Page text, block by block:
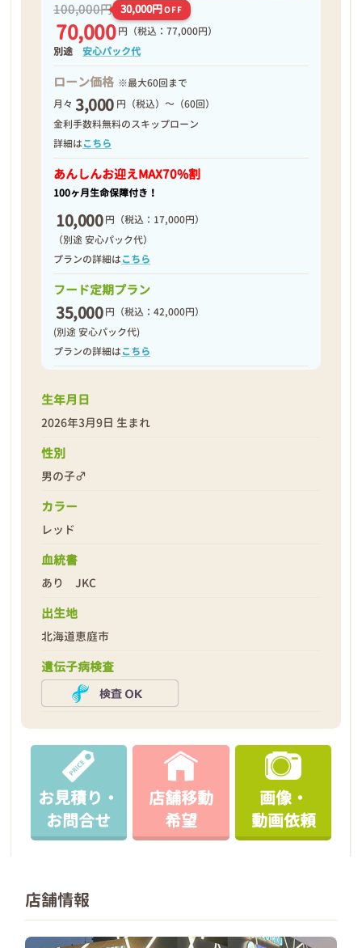
100,000円 30,000円OFF
70,000 円 （税込：77,000円）
別途安心パック代
ローン価格 ※最大60回まで
月々 3,000 円（税込）～（60回）
金利手数料無料のスキップローン
詳細はこちら
あんしんお迎えMAX70%割
100ヶ月生命保障付き！
10,000 円 （税込：17,000円）
（別途 安心パック代）
プランの詳細はこちら
フード定期プラン
35,000 円 （税込：42,000円）
(別途 安心パック代)
プランの詳細はこちら
生年月日
2026年3月9日 生まれ
性別
男の子♂
カラー
レッド
血統書
あり JKC
出生地
北海道恵庭市
遺伝子病検査
お見積り・
お問合せ
店舗移動
希望
画像・
動画依頼
店舗情報